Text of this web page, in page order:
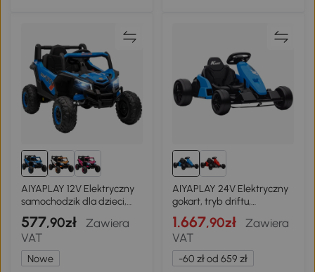
AIYAPLAY 12V Elektryczny
samochodzik dla dzieci,
funkcja pilota, pas, klakson,
światła LED, port USB, dla
3-5 lat, Niebieski
577,90zł
Zawiera
VAT
Nowe
AIYAPLAY 24V Elektryczny
gokart, tryb driftu,
regulowane siedzisko, 5-
punktowy pas
bezpieczeństwa, funkcja
muzyczna, klakson, 6-12 lat
Niebieski
1.667,90zł
Zawiera
VAT
-60 zł od 659 zł